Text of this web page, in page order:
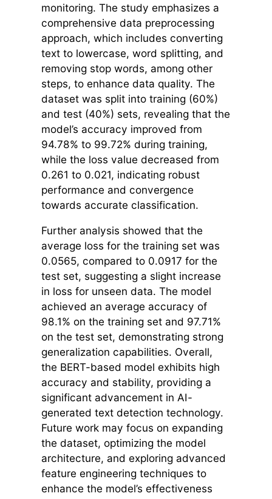
monitoring. The study emphasizes a
comprehensive data preprocessing
approach, which includes converting
text to lowercase, word splitting, and
removing stop words, among other
steps, to enhance data quality. The
dataset was split into training (60%)
and test (40%) sets, revealing that the
model’s accuracy improved from
94.78% to 99.72% during training,
while the loss value decreased from
0.261 to 0.021, indicating robust
performance and convergence
towards accurate classification.
Further analysis showed that the
average loss for the training set was
0.0565, compared to 0.0917 for the
test set, suggesting a slight increase
in loss for unseen data. The model
achieved an average accuracy of
98.1% on the training set and 97.71%
on the test set, demonstrating strong
generalization capabilities. Overall,
the BERT-based model exhibits high
accuracy and stability, providing a
significant advancement in AI-
generated text detection technology.
Future work may focus on expanding
the dataset, optimizing the model
architecture, and exploring advanced
feature engineering techniques to
enhance the model’s effectiveness